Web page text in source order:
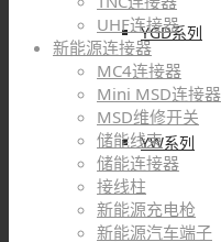
YGD系列
YW系列
UHF连接器
新能源连接器
MC4连接器
Mini MSD连接器
MSD维修开关
储能线束
储能连接器
接线柱
新能源充电枪
新能源汽车端子